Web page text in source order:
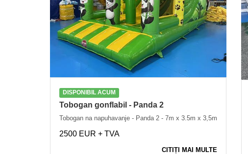
DISPONIBIL ACUM
Tobogan gonflabil - Panda 2
Tobogan na napuhavanje - Panda 2 - 7m x 3.5m x 3,5m
2500 EUR + TVA
CITIȚI MAI MULTE